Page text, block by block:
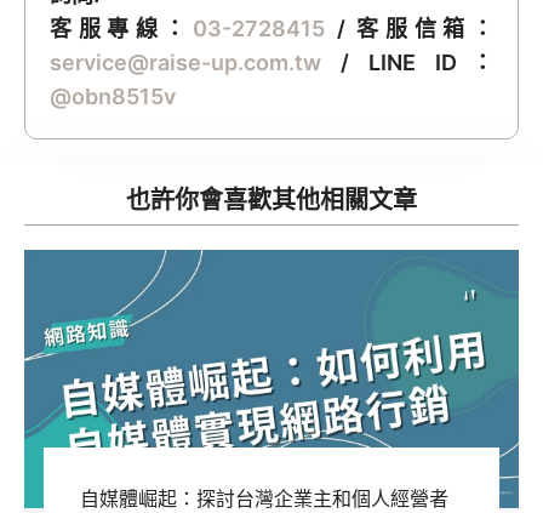
客服專線： 03-2728415 / 客服信箱：
service@raise-up.com.tw / LINE ID：
@obn8515v
也許你會喜歡其他相關文章
自媒體崛起：探討台灣企業主和個人經營者